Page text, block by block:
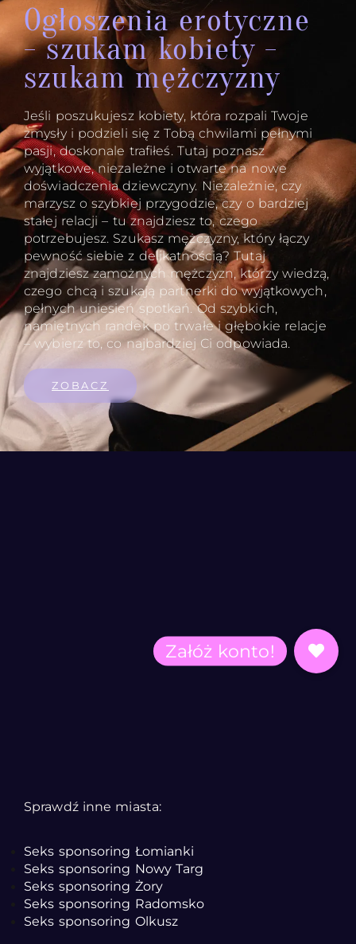
Ogłoszenia erotyczne
- szukam kobiety -
szukam mężczyzny
Jeśli poszukujesz kobiety, która rozpali Twoje
zmysły i podzieli się z Tobą chwilami pełnymi
pasji, doskonale trafiłeś. Tutaj poznasz
wyjątkowe, niezależne i otwarte na nowe
doświadczenia dziewczyny. Niezależnie, czy
marzysz o szybkiej przygodzie, czy o bardziej
stałej relacji – tu znajdziesz to, czego
potrzebujesz. Szukasz mężczyzny, który łączy
pewność siebie z delikatnością? Tutaj
znajdziesz zamożnych mężczyzn, którzy wiedzą,
czego chcą i szukają partnerki do wyjątkowych,
pełnych uniesień spotkań. Od szybkich,
namiętnych randek po trwałe i głębokie relacje
– wybierz to, co najbardziej Ci odpowiada.
ZOBACZ
Sprawdź inne miasta:
Seks sponsoring Łomianki
Seks sponsoring Nowy Targ
Seks sponsoring Żory
Seks sponsoring Radomsko
Seks sponsoring Olkusz